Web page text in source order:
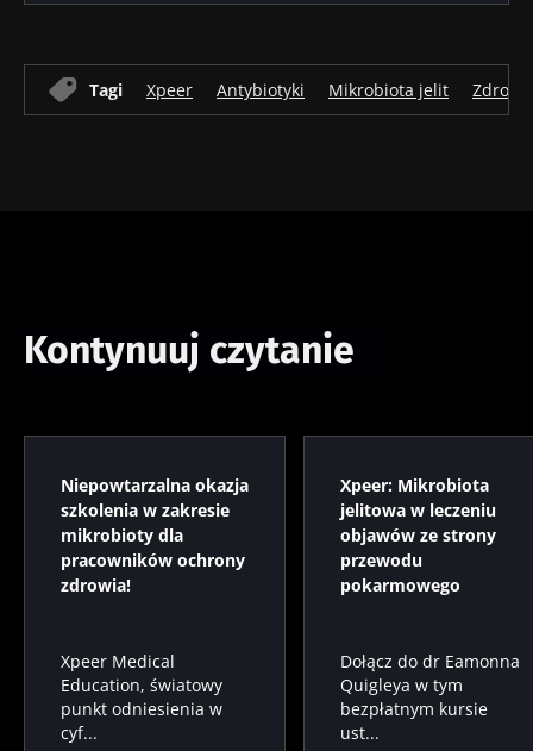
Tagi Xpeer Antybiotyki Mikrobiota jelit
Kontynuuj czytanie
Niepowtarzalna okazja
szkolenia w zakresie
mikrobioty dla
pracowników ochrony
zdrowia!
Xpeer Medical
Education, światowy
punkt odniesienia w
cyf...
Xpeer: Mikrobiota
jelitowa w leczeniu
objawów ze strony
przewodu
pokarmowego
Dołącz do dr Eamonna
Quigleya w tym
bezpłatnym kursie
ust...